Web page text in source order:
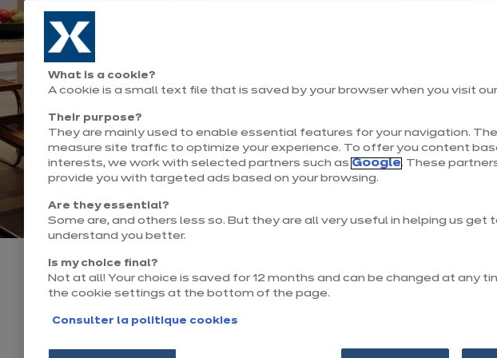
À
a
What is a cookie?
A cookie is a small text file that is saved by your browser when you visit
Their purpose?
They are mainly used to enable essential features for your navigation.
measure site traffic to optimize your experience. To offer you content
interests, we work with selected partners such as Google. These
provide you with targeted ads based on your browsing.
Are they essential?
Some are, and others less so. But they are all very useful in helping us get
understand you better.
Is my choice final?
Not at all! Your choice is saved for 12 months and can be changed at any
the cookie settings at the bottom of the page.
Consulter la politique cookies